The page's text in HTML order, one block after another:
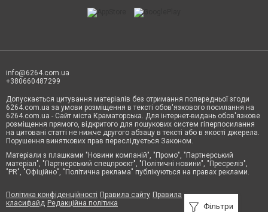
Фільтри
info@6264.com.ua
+380660487299
Допускається цитування матеріалів без отримання попередньої згоди
6264.com.ua за умови розміщення в тексті обов'язкового посилання на
6264.com.ua - Сайт міста Краматорська. Для інтернет-видань обов'язкове
розміщення прямого, відкритого для пошукових систем гіперпосилання
на цитовані статті не нижче другого абзацу в тексті або в якості джерела.
Порушення виняткових прав переслідується Законом.
Матеріали з плашками "Новини компаній", "Промо", "Партнерський
матеріал", "Партнерський спецпроєкт", "Політичні новини", "Пресреліз",
"PR", "Офіційно", "Політична реклама" публікуються на правах реклами.
Політика конфіденційності Правила сайту Правила
класифайд Редакційна політика